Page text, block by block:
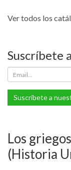
Ver todos los
Suscríbete
Suscríbete a
Los
(Historia